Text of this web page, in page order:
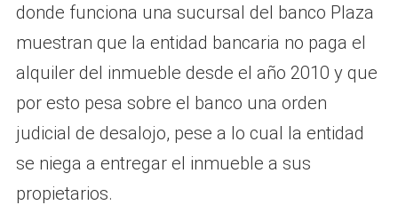
donde funciona una sucursal del banco Plaza
muestran que la entidad bancaria no paga el
alquiler del inmueble desde el año 2010 y que
por esto pesa sobre el banco una orden
judicial de desalojo, pese a lo cual la entidad
se niega a entregar el inmueble a sus
propietarios.